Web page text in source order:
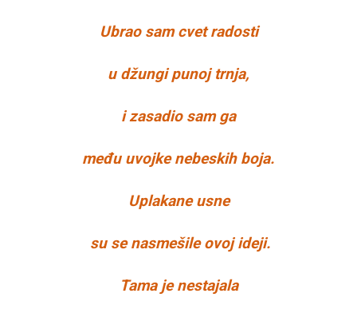
Ubrao sam cvet radosti
u džungi punoj trnja,
i zasadio sam ga
među uvojke nebeskih boja.
Uplakane usne
su se nasmešile ovoj ideji.
Tama je nestajala